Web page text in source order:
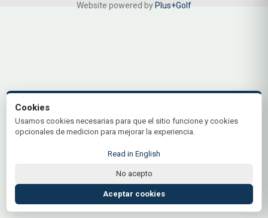
Website powered by Plus+Golf
Cookies
Usamos cookies necesarias para que el sitio funcione y cookies
opcionales de medicion para mejorar la experiencia.
Read in English
No acepto
Aceptar cookies